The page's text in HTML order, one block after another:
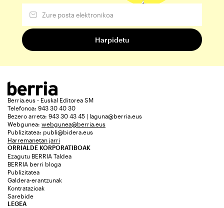
Berria.eus - Euskal Editorea SM
Telefonoa: 943 30 40 30
Bezero arreta: 943 30 43 45 | laguna@berria.eus
Webgunea: webgunea@berria.eus
Publizitatea: publi@bidera.eus
Harremanetan jarri
ORRIALDE KORPORATIBOAK
Ezagutu BERRIA Taldea
BERRIA berri bloga
Publizitatea
Galdera-erantzunak
Kontratazioak
Sarebide
LEGEA